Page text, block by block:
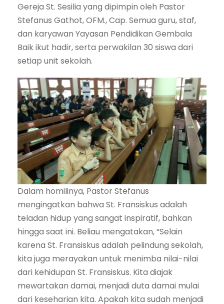
Gereja St. Sesilia yang dipimpin oleh Pastor
Stefanus Gathot, OFM., Cap. Semua guru, staf,
dan karyawan Yayasan Pendidikan Gembala
Baik ikut hadir, serta perwakilan 30 siswa dari
setiap unit sekolah.
Dalam homilinya, Pastor Stefanus
mengingatkan bahwa St. Fransiskus adalah
teladan hidup yang sangat inspiratif, bahkan
hingga saat ini. Beliau mengatakan, “Selain
karena St. Fransiskus adalah pelindung sekolah,
kita juga merayakan untuk menimba nilai-nilai
dari kehidupan St. Fransiskus. Kita diajak
mewartakan damai, menjadi duta damai mulai
dari keseharian kita. Apakah kita sudah menjadi